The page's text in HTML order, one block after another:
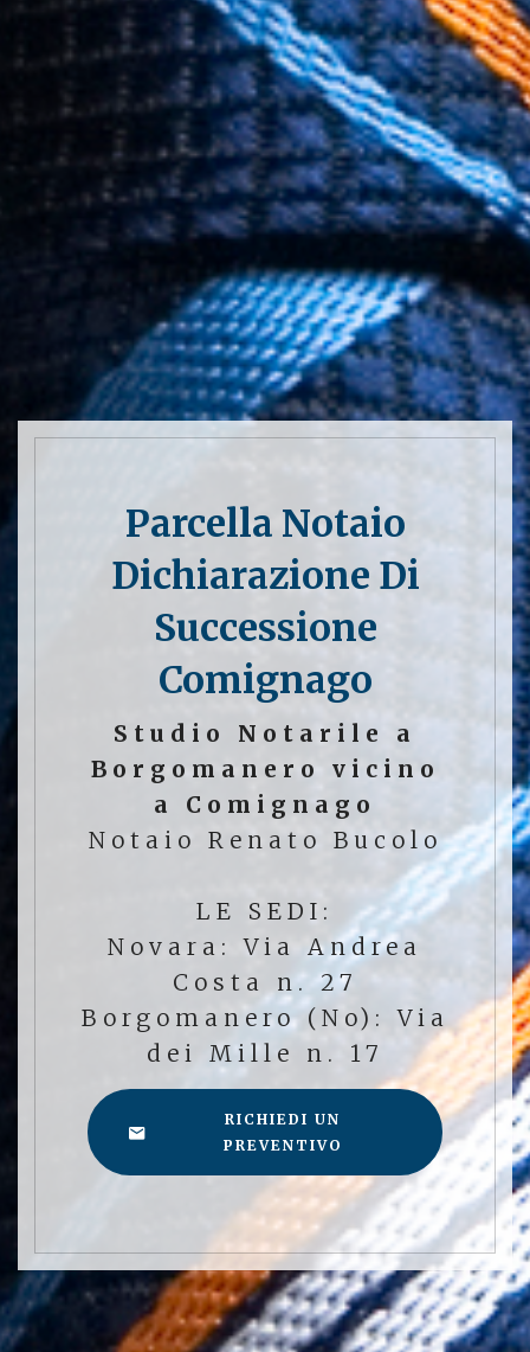
Parcella Notaio
Dichiarazione Di
Successione
Comignago
Studio Notarile a
Borgomanero vicino
a Comignago
Notaio Renato Bucolo
LE SEDI:
Novara: Via Andrea
Costa n. 27
Borgomanero (No): Via
dei Mille n. 17
RICHIEDI UN
PREVENTIVO